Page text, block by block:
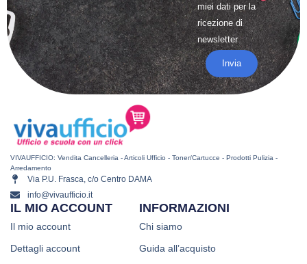
miei dati per la
ricezione di
newsletter
Invia
VIVAUFFICIO: Vendita Cancelleria - Articoli Ufficio - Toner/Cartucce - Prodotti Pulizia -
Arredamento
Via P.U. Frasca, c/o Centro DAMA
info@vivaufficio.it
INFORMAZIONI
Chi siamo
Guida all’acquisto
IL MIO ACCOUNT
Il mio account
Dettagli account